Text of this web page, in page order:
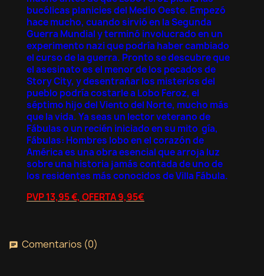
add_circle_outline Crear nueva lista
Cancelar Crear lista de deseos
Cancelar Iniciar sesión
bucólicas planicies del Medio Oeste. Empezó
hace mucho, cuando sirvió en la Segunda
Guerra Mundial y terminó involucrado en un
experimento nazi que podría haber cambiado
el curso de la guerra. Pronto se descubre que
el asesinato es el menor de los pecados de
Story City, y desentrañar los misterios del
pueblo podría costarle a Lobo Feroz, el
séptimo hijo del Viento del Norte, mucho más
que la vida. Ya seas un lector veterano de
Fábulas o un recién iniciado en su mito gía,
Fábulas: Hombres lobo en el corazón de
América es una obra esencial que arroja luz
sobre una historia jamás contada de uno de
los residentes más conocidos de Villa Fábula.
PVP 13,95 €, OFERTA 9,95€
chat Comentarios (0)